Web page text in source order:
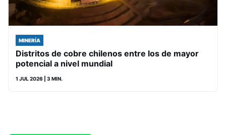
MINERÍA
Distritos de cobre chilenos entre los de mayor
potencial a nivel mundial
1 JUL 2026 | 3 MIN.